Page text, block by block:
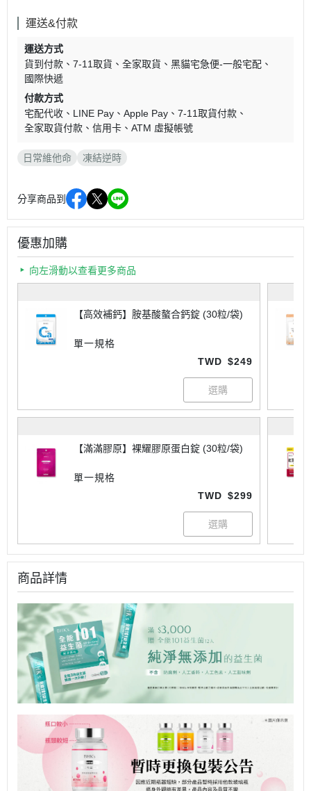
運送&付款
運送方式
貨到付款
7-11取貨 全家取貨
黑貓宅急便-一般宅配
國際快遞
付款方式
宅配代收
LINE Pay Apple Pay
7-11取貨付款
全家取貨付款
信用卡 ATM 虛擬帳號
日常維他命 凍結逆時
分享商品到
優惠加購
向左滑動以查看更多商品
【高效補鈣】胺基酸螯合鈣錠 (30粒/袋)
單一規格
TWD $249
【滿滿膠原】裸耀膠原蛋白錠 (30粒/袋)
單一規格
TWD $299
商品詳情